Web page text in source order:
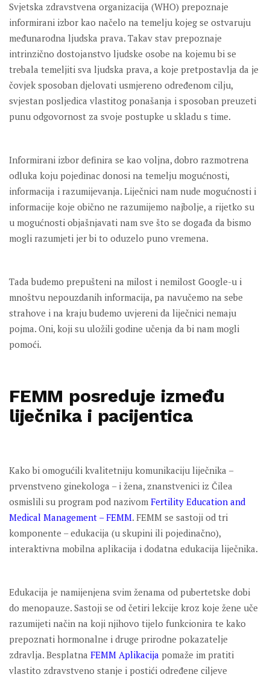
Svjetska zdravstvena organizacija (WHO) prepoznaje
informirani izbor kao načelo na temelju kojeg se ostvaruju
međunarodna ljudska prava. Takav stav prepoznaje
intrinzično dostojanstvo ljudske osobe na kojemu bi se
trebala temeljiti sva ljudska prava, a koje pretpostavlja da je
čovjek sposoban djelovati usmjereno određenom cilju,
svjestan posljedica vlastitog ponašanja i sposoban preuzeti
punu odgovornost za svoje postupke u skladu s time.
Informirani izbor definira se kao voljna, dobro razmotrena
odluka koju pojedinac donosi na temelju mogućnosti,
informacija i razumijevanja. Liječnici nam nude mogućnosti i
informacije koje obično ne razumijemo najbolje, a rijetko su
u mogućnosti objašnjavati nam sve što se događa da bismo
mogli razumjeti jer bi to oduzelo puno vremena.
Tada budemo prepušteni na milost i nemilost Google-u i
mnoštvu nepouzdanih informacija, pa navučemo na sebe
strahove i na kraju budemo uvjereni da liječnici nemaju
pojma. Oni, koji su uložili godine učenja da bi nam mogli
pomoći.
FEMM posreduje između
liječnika i pacijentica
Kako bi omogućili kvalitetniju komunikaciju liječnika –
prvenstveno ginekologa – i žena, znanstvenici iz Čilea
osmislili su program pod nazivom Fertility Education and
Medical Management – FEMM. FEMM se sastoji od tri
komponente – edukacija (u skupini ili pojedinačno),
interaktivna mobilna aplikacija i dodatna edukacija liječnika.
Edukacija je namijenjena svim ženama od pubertetske dobi
do menopauze. Sastoji se od četiri lekcije kroz koje žene uče
razumijeti način na koji njihovo tijelo funkcionira te kako
prepoznati hormonalne i druge prirodne pokazatelje
zdravlja. Besplatna FEMM Aplikacija pomaže im pratiti
vlastito zdravstveno stanje i postići određene ciljeve